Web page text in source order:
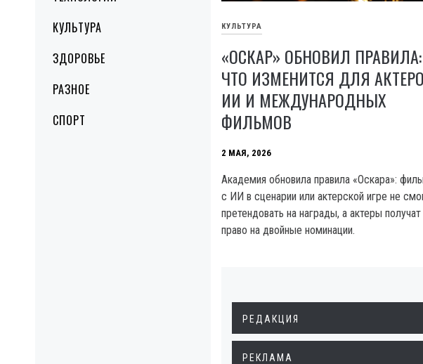
КУЛЬТУРА
ЗДОРОВЬЕ
РАЗНОЕ
СПОРТ
КУЛЬТУРА
«ОСКАР» ОБНОВИЛ ПРАВИЛА:
ЧТО ИЗМЕНИТСЯ ДЛЯ
ИИ И МЕЖДУНАРОДНЫХ
ФИЛЬМОВ
2 МАЯ, 2026
Академия обновила правила «Оскара»:
с ИИ в сценарии или актерской игре не
претендовать на награды, а актеры получат
право на двойные номинации.
РЕДАКЦИЯ
РЕКЛАМА